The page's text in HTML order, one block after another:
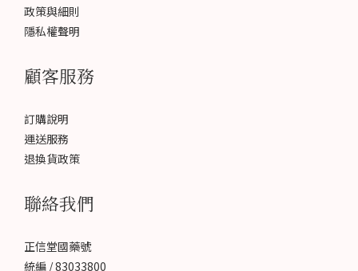
政策與細則
隱私權聲明
顧客服務
訂購說明
運送服務
退換貨政策
聯絡我們
正信堂國藥號
統編 / 83033800